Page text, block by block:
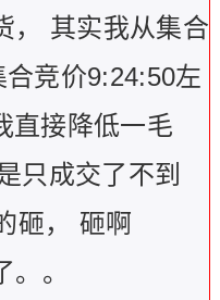
， 其实我从集合
竞价9:24:50左
直接降低一毛
只成交了不到
砸， 砸啊
。